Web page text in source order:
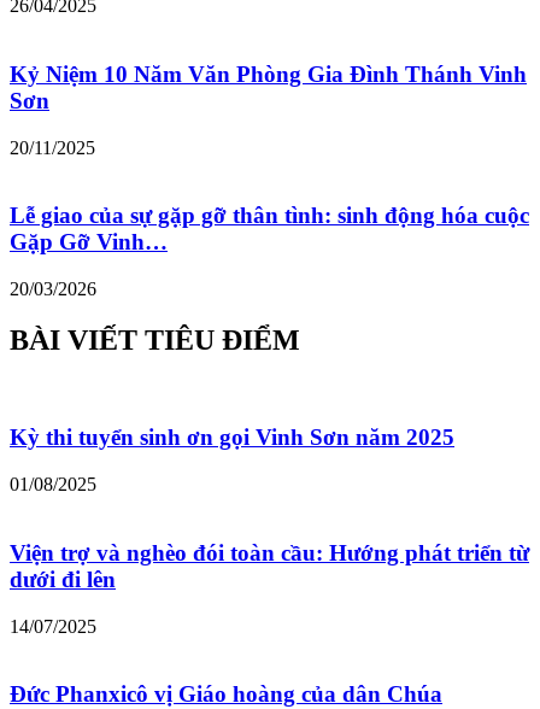
26/04/2025
Kỷ Niệm 10 Năm Văn Phòng Gia Đình Thánh Vinh
Sơn
20/11/2025
Lễ giao của sự gặp gỡ thân tình: sinh động hóa cuộc
Gặp Gỡ Vinh…
20/03/2026
BÀI VIẾT TIÊU ĐIỂM
Kỳ thi tuyển sinh ơn gọi Vinh Sơn năm 2025
01/08/2025
Viện trợ và nghèo đói toàn cầu: Hướng phát triển từ
dưới đi lên
14/07/2025
Đức Phanxicô vị Giáo hoàng của dân Chúa